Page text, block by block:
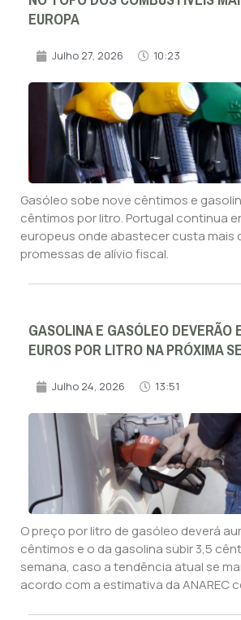
EUROPA
Julho 27, 2026 10:23
Gasóleo sobe nove cêntimos e
cêntimos por litro. Portugal continua
europeus onde abastecer custa mais
promessas de alívio fiscal.
GASOLINA E GASÓLEO DEVERÃO
EUROS POR LITRO NA PRÓXIMA
Julho 24, 2026 13:51
O preço por litro de gasóleo deverá
cêntimos e o da gasolina subir 3,5
semana, caso a tendência atual se
acordo com a estimativa da ANAREC